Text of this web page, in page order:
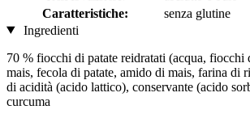
Caratteristiche:
senza glutine
Ingredienti
70 % fiocchi di patate reidratati (acqua, fiocchi
mais, fecola di patate, amido di mais, farina di
di acidità (acido lattico), conservante (acido
curcuma